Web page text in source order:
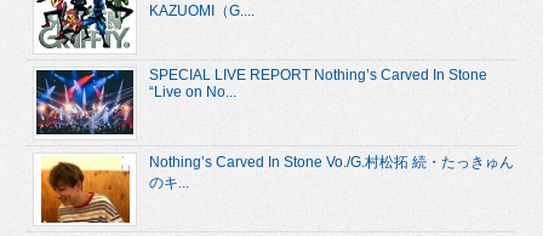
KAZUOMI（G....
SPECIAL LIVE REPORT Nothing’s Carved In Stone
“Live on No...
Nothing’s Carved In Stone Vo./G.村松拓 続・たっきゅん
のキ...